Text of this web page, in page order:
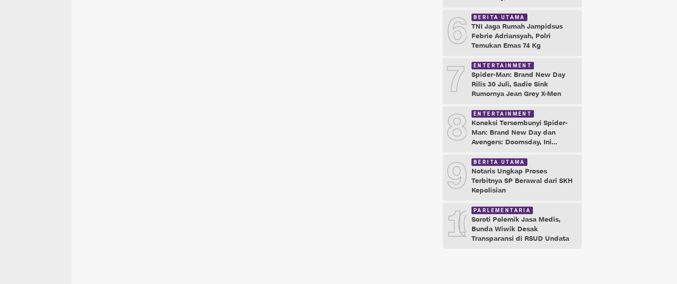
6 BERITA UTAMA
TNI Jaga Rumah Jampidsus
Febrie Adriansyah, Polri
Temukan Emas 74 Kg
7 ENTERTAINMENT
Spider-Man: Brand New Day
Rilis 30 Juli, Sadie Sink
Rumornya Jean Grey X-Men
8 ENTERTAINMENT
Koneksi Tersembunyi Spider-
Man: Brand New Day dan
Avengers: Doomsday, Ini
9 BERITA UTAMA
Notaris Ungkap Proses
Terbitnya SP Berawal dari SKH
Kepolisian
10 PARLEMENTARIA
Soroti Polemik Jasa Medis,
Bunda Wiwik Desak
Transparansi di RSUD Undata